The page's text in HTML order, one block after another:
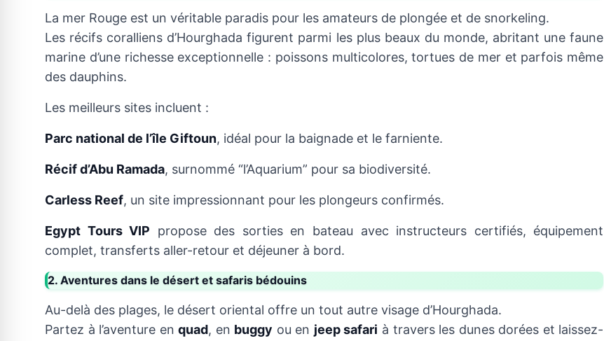
La mer Rouge est un véritable paradis pour les amateurs de plongée et de snorkeling.
Les récifs coralliens d’Hourghada figurent parmi les plus beaux du monde, abritant une faune
marine d’une richesse exceptionnelle : poissons multicolores, tortues de mer et parfois même
des dauphins.
Les meilleurs sites incluent :
Parc national de l’île Giftoun, idéal pour la baignade et le farniente.
Récif d’Abu Ramada, surnommé “l’Aquarium” pour sa biodiversité.
Carless Reef, un site impressionnant pour les plongeurs confirmés.
Egypt Tours VIP propose des sorties en bateau avec instructeurs certifiés, équipement
complet, transferts aller-retour et déjeuner à bord.
2. Aventures dans le désert et safaris bédouins
Au-delà des plages, le désert oriental offre un tout autre visage d’Hourghada.
Partez à l’aventure enquad, en buggy ou en jeep safari à travers les dunes dorées et laissez-